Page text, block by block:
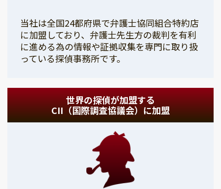
当社は全国24都府県で弁護士協同組合特約店
に加盟しており、弁護士先生方の裁判を有利
に進める為の情報や証拠収集を専門に取り扱
っている探偵事務所です。
世界の探偵が加盟する
CII（国際調査協議会）に加盟